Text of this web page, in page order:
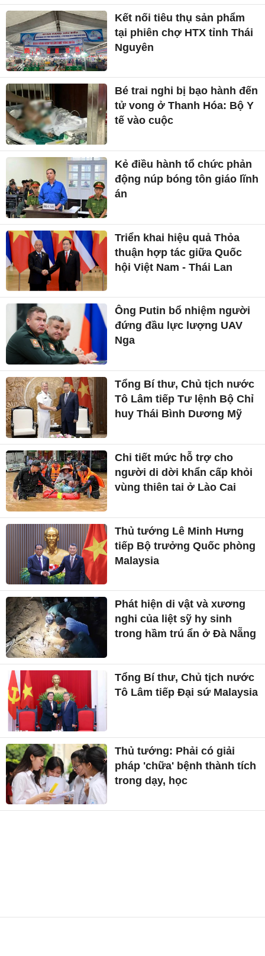
Kết nối tiêu thụ sản phẩm
tại phiên chợ HTX tỉnh Thái
Nguyên
Bé trai nghi bị bạo hành đến
tử vong ở Thanh Hóa: Bộ Y
tế vào cuộc
Kẻ điều hành tổ chức phản
động núp bóng tôn giáo lĩnh
án
Triển khai hiệu quả Thỏa
thuận hợp tác giữa Quốc
hội Việt Nam - Thái Lan
Ông Putin bổ nhiệm người
đứng đầu lực lượng UAV
Nga
Tổng Bí thư, Chủ tịch nước
Tô Lâm tiếp Tư lệnh Bộ Chỉ
huy Thái Bình Dương Mỹ
Chi tiết mức hỗ trợ cho
người di dời khẩn cấp khỏi
vùng thiên tai ở Lào Cai
Thủ tướng Lê Minh Hưng
tiếp Bộ trưởng Quốc phòng
Malaysia
Phát hiện di vật và xương
nghi của liệt sỹ hy sinh
trong hầm trú ẩn ở Đà Nẵng
Tổng Bí thư, Chủ tịch nước
Tô Lâm tiếp Đại sứ Malaysia
Thủ tướng: Phải có giải
pháp 'chữa' bệnh thành tích
trong dạy, học